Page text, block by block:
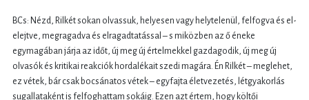
BCs: Nézd, Rilkét sokan olvassuk, helyesen vagy helytelenül, felfogva és el-
elejtve, megragadva és elragadtatással – s miközben az ő éneke
egymagában járja az időt, új meg új értelmekkel gazdagodik, új meg új
olvasók és kritikai reakciók hordalékait szedi magára. Én Rilkét – meglehet,
ez vétek, bár csak bocsánatos vétek – egyfajta életvezetés, létgyakorlás
sugallataként is felfoghattam sokáig. Ezen azt értem, hogy költői